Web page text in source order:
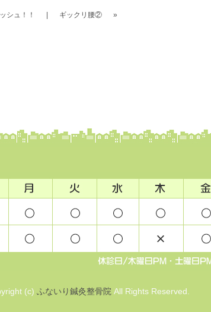
シュ！！ ギックリ腰② »
(c) ふないり鍼灸整骨院 All Rights Reserved.